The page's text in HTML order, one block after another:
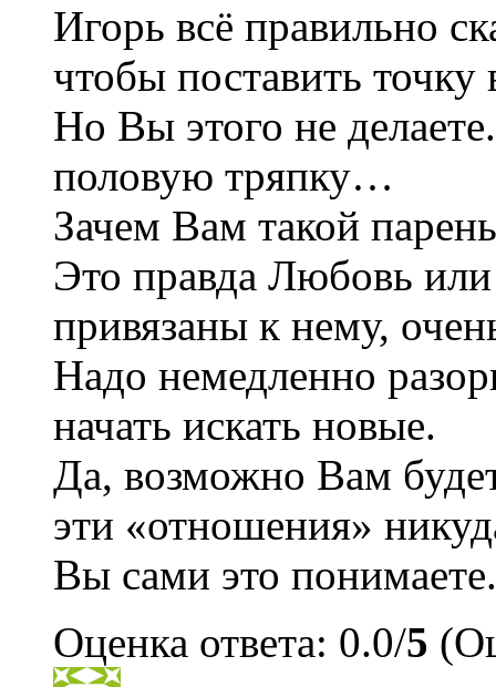
Игорь всё правильно
чтобы поставить
Но Вы этого не
половую тряпку…
Зачем Вам такой
Это правда Любовь
привязаны к нему,
Надо немедленно
начать искать новые.
Да, возможно Вам
эти «отношения»
Вы сами это понимаете.
Оценка ответа: 0.0/5